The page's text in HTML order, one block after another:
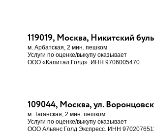
119019, Москва, Никитский
м. Арбатская, 2 мин. пешком
Услуги по оценке/выкупу оказывает
ООО «Капитал Голд». ИНН 9706005470
109044, Москва, ул.
м. Таганская, 2 мин. пешком
Услуги по оценке/выкупу оказывает
ООО Альянс Голд Экспресс. ИНН